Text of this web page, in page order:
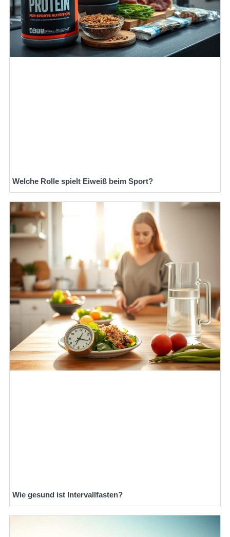
Welche Rolle spielt Eiweiß beim Sport?
Wie gesund ist Intervallfasten?